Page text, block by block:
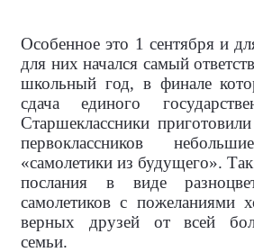
Особенное это 1 сентября и
для них начался самый
школьный год, в финале
сдача единого
Старшеклассники
первоклассников
«самолетики из будущего».
послания в виде
самолетиков с пожеланиями
верных друзей от всей
семьи.